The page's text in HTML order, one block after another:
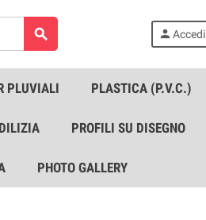
search person Accedi
PLUVIALI PLASTICA (P.V.C.)
PROFILI SU DISEGNO
PHOTO GALLERY